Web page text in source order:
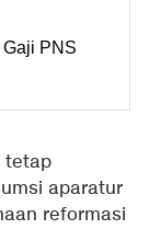
PNS
tetap
aparatur
reformasi